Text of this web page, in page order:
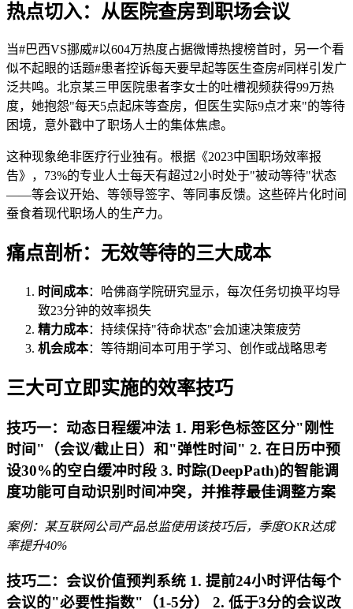
热点切入：从医院查房到职场会议
当#巴西VS挪威#以604万热度占据微博热搜榜首时，另一个看
似不起眼的话题#患者控诉每天要早起等医生查房#同样引发广
泛共鸣。北京某三甲医院患者李女士的吐槽视频获得99万热
度，她抱怨"每天5点起床等查房，但医生实际9点才来"的等待
困境，意外戳中了职场人士的集体焦虑。
这种现象绝非医疗行业独有。根据《2023中国职场效率报
告》，73%的专业人士每天有超过2小时处于"被动等待"状态
——等会议开始、等领导签字、等同事反馈。这些碎片化时间
蚕食着现代职场人的生产力。
痛点剖析：无效等待的三大成本
时间成本：哈佛商学院研究显示，每次任务切换平均导
致23分钟的效率损失
精力成本：持续保持"待命状态"会加速决策疲劳
机会成本：等待期间本可用于学习、创作或战略思考
三大可立即实施的效率技巧
技巧一：动态日程缓冲法 1. 用彩色标签区分"刚性
时间"（会议/截止日）和"弹性时间" 2. 在日历中预
设30%的空白缓冲时段 3. 时踪(DeepPath)的智能调
度功能可自动识别时间冲突，并推荐最佳调整方案
案例：某互联网公司产品总监使用该技巧后，季度OKR达成
率提升40%
技巧二：会议价值预判系统 1. 提前24小时评估每个
会议的"必要性指数"（1-5分） 2. 低于3分的会议改